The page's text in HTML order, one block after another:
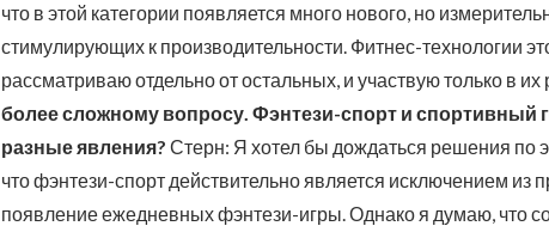
что в этой категории появляется много нового, но
стимулирующих к производительности. Фитнес-технологии
рассматриваю отдельно от остальных, и участвую только в их
более сложному вопросу. Фэнтези-спорт и спортивный
разные явления? Стерн: Я хотел бы дождаться решения по
что фэнтези-спорт действительно является исключением из
появление ежедневных фэнтези-игры. Однако я думаю, что